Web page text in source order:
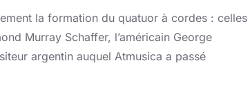
la formation du quatuor à cordes : celles
Murray Schaffer, l’américain George
argentin auquel Atmusica a passé